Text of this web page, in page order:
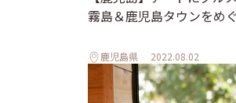
霧島＆鹿児島タウンをめ
鹿児島県 2022.08.02